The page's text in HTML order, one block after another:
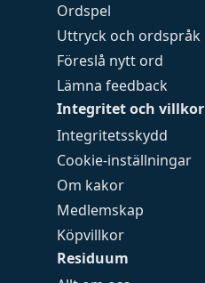
Ordspel
Uttryck och ordspråk
Föreslå nytt ord
Lämna feedback
Integritet och villkor
Integritetsskydd
Cookie-inställningar
Om kakor
Medlemskap
Köpvillkor
Residuum